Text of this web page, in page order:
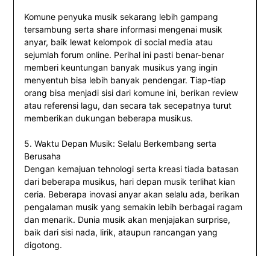
Komune penyuka musik sekarang lebih gampang
tersambung serta share informasi mengenai musik
anyar, baik lewat kelompok di social media atau
sejumlah forum online. Perihal ini pasti benar-benar
memberi keuntungan banyak musikus yang ingin
menyentuh bisa lebih banyak pendengar. Tiap-tiap
orang bisa menjadi sisi dari komune ini, berikan review
atau referensi lagu, dan secara tak secepatnya turut
memberikan dukungan beberapa musikus.
5. Waktu Depan Musik: Selalu Berkembang serta
Berusaha
Dengan kemajuan tehnologi serta kreasi tiada batasan
dari beberapa musikus, hari depan musik terlihat kian
ceria. Beberapa inovasi anyar akan selalu ada, berikan
pengalaman musik yang semakin lebih berbagai ragam
dan menarik. Dunia musik akan menjajakan surprise,
baik dari sisi nada, lirik, ataupun rancangan yang
digotong.